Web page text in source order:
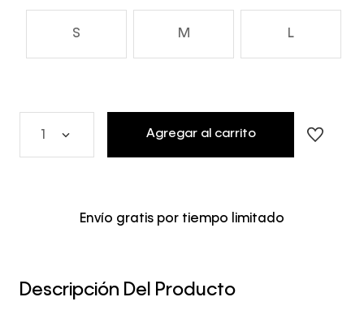
S M L
Agregar al carrito
Envío gratis por tiempo limitado
Descripción Del Producto